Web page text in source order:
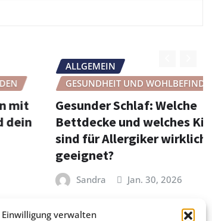
Einwilligung verwalten
ALLGEMEIN
GESUNDHEIT UND WOHLBEFINDEN
Gesunder Schlaf: Welche
Bettdecke und welches Kissen
sind für Allergiker wirklich
geeignet?
Sandra Jan. 30, 2026